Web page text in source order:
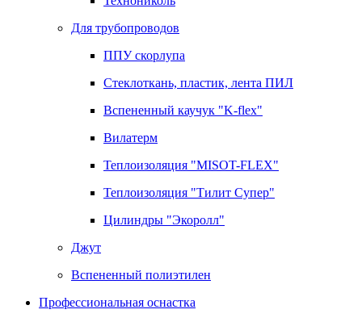
Для трубопроводов
ППУ скорлупа
Стеклоткань, пластик, лента ПИЛ
Вспененный каучук "K-flex"
Вилатерм
Теплоизоляция "MISOT-FLEX"
Теплоизоляция "Тилит Супер"
Цилиндры "Экоролл"
Джут
Вспененный полиэтилен
Профессиональная оснастка